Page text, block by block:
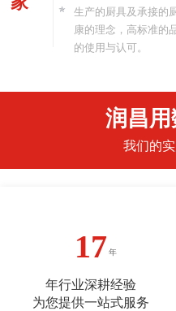
生产的厨具及承接的
康的理念，高标准的
的使用与认可。
润昌
我们的
17
年行业深耕经验
为您提供一站式服务